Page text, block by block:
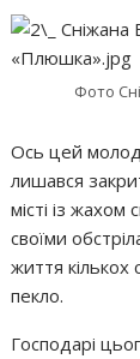
Фото
Ось цей
лишався
місті із жахом
своїми
життя
пекло.
Господарі